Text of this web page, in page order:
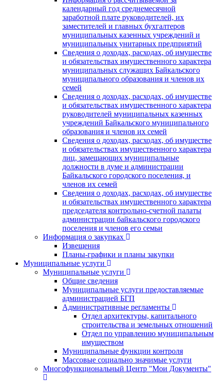
календарный год среднемесячной
заработной плате руководителей, их
заместителей и главных бухгалтеров
муниципальных казенных учреждений и
муниципальных унитарных предприятий
Сведения о доходах, расходах, об имуществе
и обязательствах имущественного характера
муниципальных служащих Байкальского
муниципального образования и членов их
семей
Сведения о доходах, расходах, об имуществе
и обязательствах имущественного характера
руководителей муниципальных казенных
учреждений Байкальского муниципального
образования и членов их семей
Сведения о доходах, расходах, об имуществе
и обязательствах имущественного характера
лиц, замещающих муниципальные
должности в думе и администрации
Байкальского городского поселения, и
членов их семей
Сведения о доходах, расходах, об имуществе
и обязательствах имущественного характера
председателя контрольно-счетной палаты
администрации байкальского городского
поселения и членов его семьи
Информация о закупках
Извещения
Планы-графики и планы закупки
Муниципальные услуги
Муниципальные услуги
Общие сведения
Муниципальные услуги предоставляемые
администрацией БГП
Административные регламенты
Отдел архитектуры, капитального
строительства и земельных отношений
Отдел по управлению муниципальным
имуществом
Муниципальные функции контроля
Массовые социально значимые услуги
Многофункциональный Центр "Мои Документы"